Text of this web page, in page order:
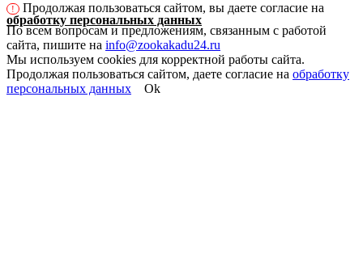
!
Продолжая пользоваться сайтом, вы даете согласие на
обработку персональных данных
По всем вопросам и предложениям, связанным с работой
сайта, пишите на info@zookakadu24.ru
Мы используем cookies для корректной работы сайта.
Продолжая пользоваться сайтом, даете согласие на обработку
персональных данных
Ok